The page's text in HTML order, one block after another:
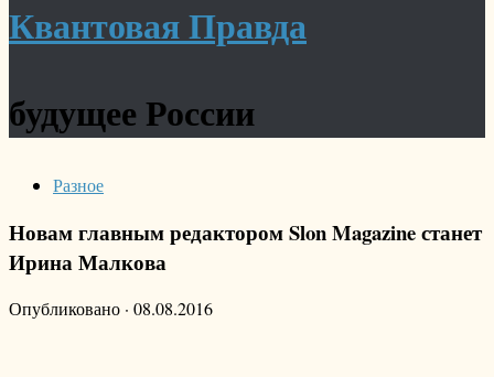
Квантовая Правда
будущее России
Разное
Новам главным редактором Slon Magazine станет
Ирина Малкова
Опубликовано · 08.08.2016